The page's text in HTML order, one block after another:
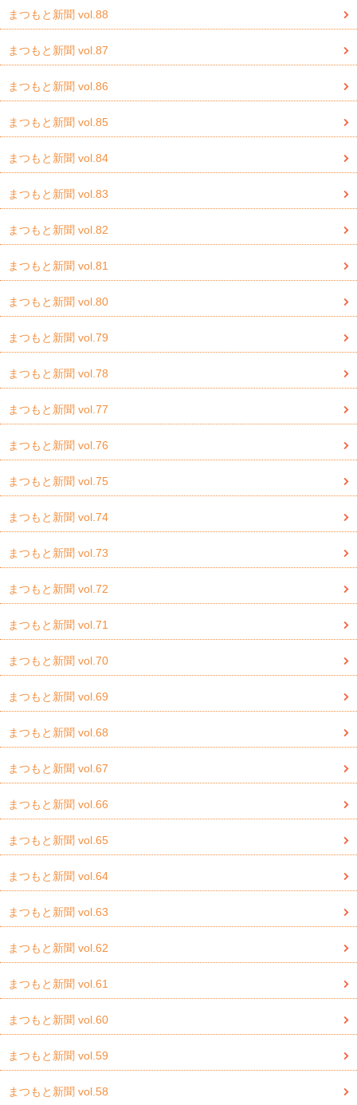
まつもと新聞 vol.88
まつもと新聞 vol.87
まつもと新聞 vol.86
まつもと新聞 vol.85
まつもと新聞 vol.84
まつもと新聞 vol.83
まつもと新聞 vol.82
まつもと新聞 vol.81
まつもと新聞 vol.80
まつもと新聞 vol.79
まつもと新聞 vol.78
まつもと新聞 vol.77
まつもと新聞 vol.76
まつもと新聞 vol.75
まつもと新聞 vol.74
まつもと新聞 vol.73
まつもと新聞 vol.72
まつもと新聞 vol.71
まつもと新聞 vol.70
まつもと新聞 vol.69
まつもと新聞 vol.68
まつもと新聞 vol.67
まつもと新聞 vol.66
まつもと新聞 vol.65
まつもと新聞 vol.64
まつもと新聞 vol.63
まつもと新聞 vol.62
まつもと新聞 vol.61
まつもと新聞 vol.60
まつもと新聞 vol.59
まつもと新聞 vol.58